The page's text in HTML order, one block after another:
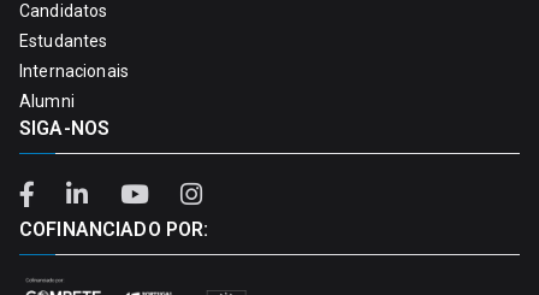
Candidatos
Estudantes
Internacionais
Alumni
SIGA-NOS
COFINANCIADO POR: